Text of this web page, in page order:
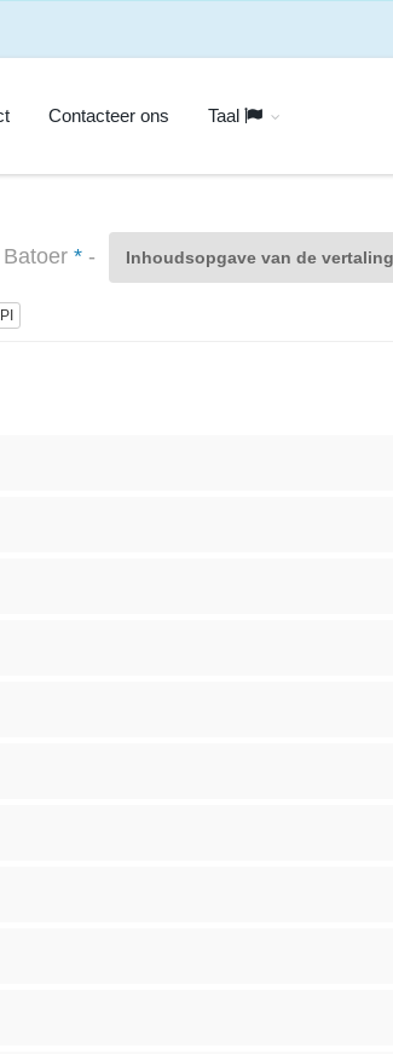
Contacteer ons Taal
Batoer* - Inhoudsopgave van de